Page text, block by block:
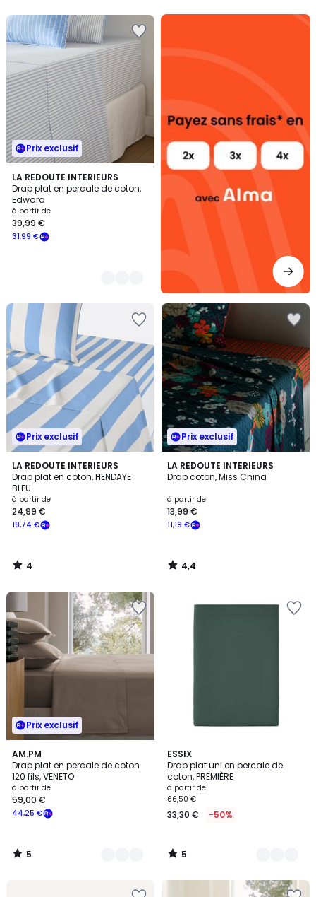
Prix exclusif
LA REDOUTE INTERIEURS
Drap plat en percale de coton,
Edward
à partir de
31,99 €
39,99 €
2
Couleurs
Alma
sans
Prix exclusif
LA REDOUTE INTERIEURS
Drap plat en coton, HENDAYE
BLEU
à partir de
18,74 €
24,99 €
4
/
5
4
/
Prix exclusif
LA REDOUTE INTERIEURS
Drap coton, Miss China
à partir de
11,19 €
13,99 €
4,4
/ 5
4,4
/
Prix exclusif
AM.PM
Drap plat en percale de coton
120 fils, VENETO
à partir de
44,25 €
59,00 €
5
/
5
5
Couleurs
5
/
ESSIX
Drap plat uni en percale de
coton, PREMIÈRE
à partir de
66,50 €
33,30 € -50%
5
/
5
22
Couleurs
5
/